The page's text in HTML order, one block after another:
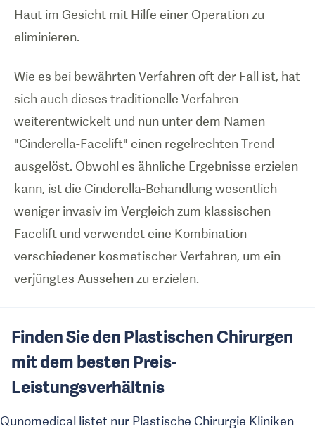
Haut im Gesicht mit Hilfe einer Operation zu
eliminieren.
Wie es bei bewährten Verfahren oft der Fall ist, hat
sich auch dieses traditionelle Verfahren
weiterentwickelt und nun unter dem Namen
"Cinderella-Facelift" einen regelrechten Trend
ausgelöst. Obwohl es ähnliche Ergebnisse erzielen
kann, ist die Cinderella-Behandlung wesentlich
weniger invasiv im Vergleich zum klassischen
Facelift und verwendet eine Kombination
verschiedener kosmetischer Verfahren, um ein
verjüngtes Aussehen zu erzielen.
Finden Sie den Plastischen Chirurgen
mit dem besten Preis-
Leistungsverhältnis
Qunomedical listet nur Plastische Chirurgie Kliniken